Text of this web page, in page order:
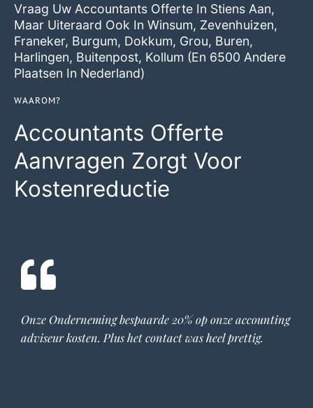
Vraag Uw Accountants Offerte In Stiens Aan,
Maar Uiteraard Ook In Winsum, Zevenhuizen,
Franeker, Burgum, Dokkum, Grou, Buren,
Harlingen, Buitenpost, Kollum (en 6500 Andere
Plaatsen In Nederland)
WAAROM?
Accountants Offerte
Aanvragen Zorgt Voor
Kostenreductie
Onze Onderneming bespaarde 20% op onzeaccounting
adviseurkosten. Plus het contact was heel prettig.